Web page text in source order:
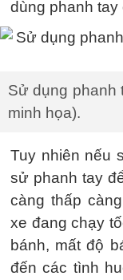
dùng phanh tay
Sử dụng phanh
minh họa).
Tuy nhiên nếu
sử phanh tay
càng thấp
xe đang chạy
bánh, mất độ
đến các tình